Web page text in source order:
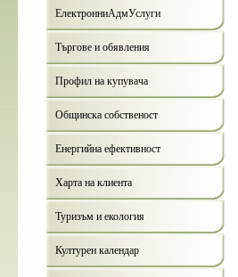
ЕлектронниАдмУслуги
Търгове и обявления
Профил на купувача
Общинска собственост
Енергийна ефективност
Харта на клиента
Туризъм и екология
Културен календар